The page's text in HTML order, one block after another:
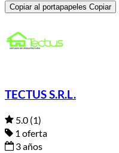
Copiar al portapapeles Copiar
TECTUS S.R.L.
5.0 (1)
1 oferta
3 años